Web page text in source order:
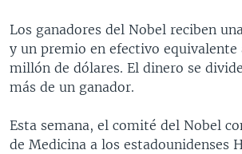
Los ganadores del Nobel reciben
y un premio en efectivo equivalente
millón de dólares. El dinero se
más de un ganador.
Esta semana, el comité del Nobel
de Medicina a los estadounidenses